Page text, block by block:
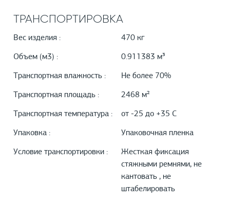
ТРАНСПОРТИРОВКА
Вес изделия : 470 кг
Объем (м3) : 0.911383 м³
Транспортная влажность : Не более 70%
Транспортная площадь : 2468 м²
Транспортная температура : от -25 до +35 С
Упаковка : Упаковочная пленка
Условие транспортировки :
Жесткая фиксация
стяжными ремнями, не
кантовать , не
штабелировать